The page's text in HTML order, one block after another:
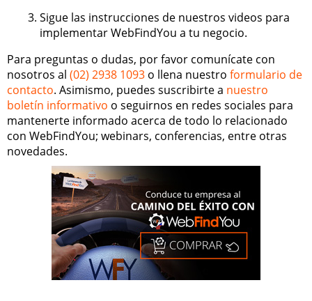
Sigue las instrucciones de nuestros videos para
implementar WebFindYou a tu negocio.
Para preguntas o dudas, por favor comunícate con
nosotros al (02) 2938 1093 o llena nuestro formulario de
contacto. Asimismo, puedes suscribirte a nuestro
boletín informativo o seguirnos en redes sociales para
mantenerte informado acerca de todo lo relacionado
con WebFindYou; webinars, conferencias, entre otras
novedades.